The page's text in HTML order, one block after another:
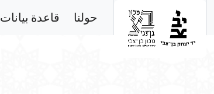
حولنا قاعدة بيانات